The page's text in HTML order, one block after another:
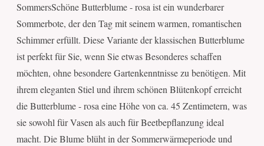
SommersSchöne Butterblume - rosa ist ein wunderbarer
Sommerbote, der den Tag mit seinem warmen, romantischen
Schimmer erfüllt. Diese Variante der klassischen Butterblume
ist perfekt für Sie, wenn Sie etwas Besonderes schaffen
möchten, ohne besondere Gartenkenntnisse zu benötigen. Mit
ihrem eleganten Stiel und ihrem schönen Blütenkopf erreicht
die Butterblume - rosa eine Höhe von ca. 45 Zentimetern, was
sie sowohl für Vasen als auch für Beetbepflanzung ideal
macht. Die Blume blüht in der Sommerwärmeperiode und